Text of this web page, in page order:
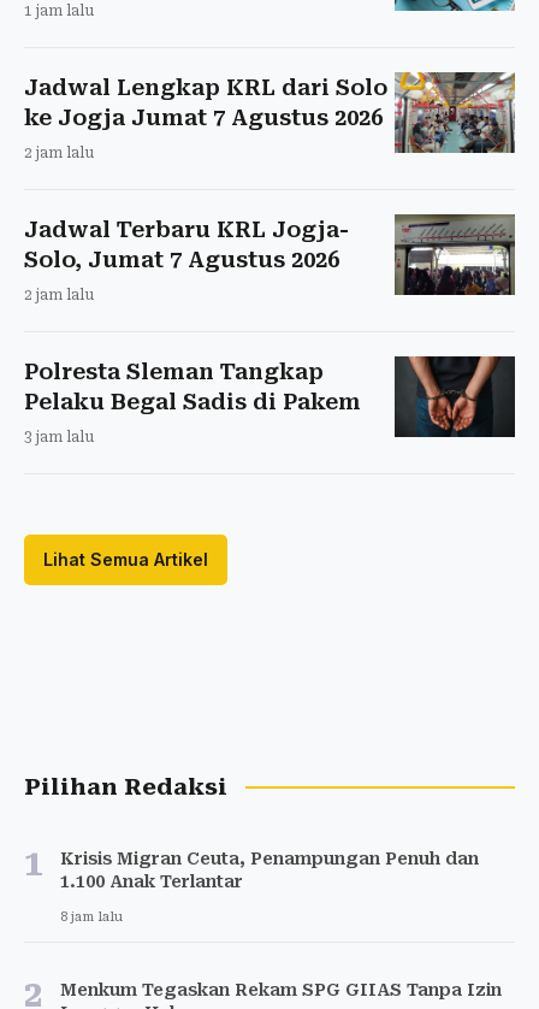
1 jam lalu
Jadwal Lengkap KRL dari Solo
ke Jogja Jumat 7 Agustus 2026
2 jam lalu
Jadwal Terbaru KRL Jogja-
Solo, Jumat 7 Agustus 2026
2 jam lalu
Polresta Sleman Tangkap
Pelaku Begal Sadis di Pakem
3 jam lalu
Lihat Semua Artikel
Pilihan Redaksi
1
Krisis Migran Ceuta, Penampungan Penuh dan
1.100 Anak Terlantar
8 jam lalu
2
Menkum Tegaskan Rekam SPG GIIAS Tanpa Izin